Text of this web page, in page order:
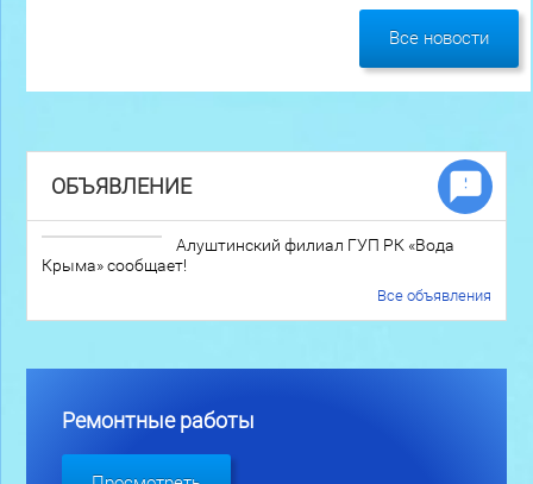
Все новости
ОБЪЯВЛЕНИЕ
Алуштинский филиал ГУП РК «Вода
Крыма» сообщает!
Все объявления
Ремонтные работы